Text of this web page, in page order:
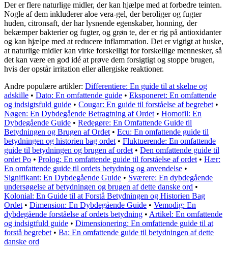
Der er flere naturlige midler, der kan hjælpe med at forbedre teinten.
Nogle af dem inkluderer aloe vera-gel, der beroliger og fugter
huden, citronsaft, der har lysnende egenskaber, honning, der
bekæmper bakterier og fugter, og grøn te, der er rig på antioxidanter
og kan hjælpe med at reducere inflammation. Det er vigtigt at huske,
at naturlige midler kan virke forskelligt for forskellige mennesker, så
det kan være en god idé at prøve dem forsigtigt og stoppe brugen,
hvis der opstår irritation eller allergiske reaktioner.
Andre populære artikler: Differentiere: En guide til at skelne og
adskille • Dato: En omfattende guide • Eksponeret: En omfattende
og indsigtsfuld guide • Cougar: En guide til forståelse af begrebet •
Nøgen: En Dybdegående Betragtning af Ordet • Homofil: En
Dybdegående Guide • Redegøre: En Omfattende Guide til
Betydningen og Brugen af Ordet • Ecu: En omfattende guide til
betydningen og historien bag ordet • Fluktuerende: En omfattende
guide til betydningen og brugen af ordet • Den omfattende guide til
ordet Po • Prolog: En omfattende guide til forståelse af ordet • Hær:
En omfattende guide til ordets betydning og anvendelse •
Signifikant: En Dybdegående Guide • Sværere: En dybdegående
undersøgelse af betydningen og brugen af dette danske ord •
Kolonial: En Guide til at Forstå Betydningen og Historien Bag
Ordet • Dimension: En Dybdegående Guide • Vemodig: En
dybdegående forståelse af ordets betydning • Artikel: En omfattende
og indsigtfuld guide • Dimensionering: En omfattende guide til at
forstå begrebet • Ba: En omfattende guide til betydningen af dette
danske ord